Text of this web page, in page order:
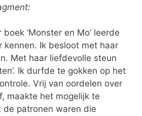
‘Monster en Mo’ leerde
kennen. Ik besloot met haar
Met haar liefdevolle steun
Ik durfde te gokken op het
Vrij van oordelen over
maakte het mogelijk te
de patronen waren die